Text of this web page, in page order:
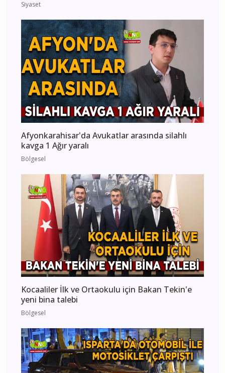
Siyaset
Afyonkarahisar'da Avukatlar arasında silahlı
kavga 1 Ağır yaralı
Bölgesel
Kocaaliler İlk ve Ortaokulu için Bakan Tekin'e
yeni bina talebi
Bölgesel